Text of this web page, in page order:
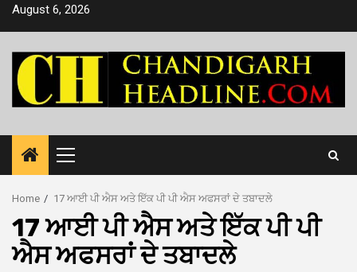
SkipAugust 6, 2026
Primary
Menu
Home 17 ਆਈ ਪੀ ਐਸ ਅਤੇ ਇੱਕ ਪੀ ਪੀ ਐਸ ਅਫਸਰਾਂ ਦੇ ਤਬਾਦਲੇ
17 ਆਈ ਪੀ ਐਸ ਅਤੇ ਇੱਕ ਪੀ ਪੀ
ਐਸ ਅਫਸਰਾਂ ਦੇ ਤਬਾਦਲੇ